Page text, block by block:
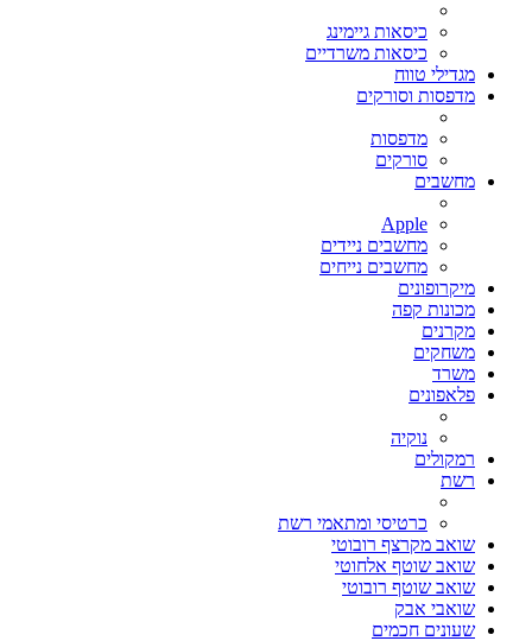
כיסאות גיימינג
כיסאות משרדיים
מגדילי טווח
מדפסות וסורקים
מדפסות
סורקים
מחשבים
Apple
מחשבים ניידים
מחשבים נייחים
מיקרופונים
מכונות קפה
מקרנים
משחקים
משרד
פלאפונים
נוקיה
רמקולים
רשת
כרטיסי ומתאמי רשת
שואב מקרצף רובוטי
שואב שוטף אלחוטי
שואב שוטף רובוטי
שואבי אבק
שעונים חכמים